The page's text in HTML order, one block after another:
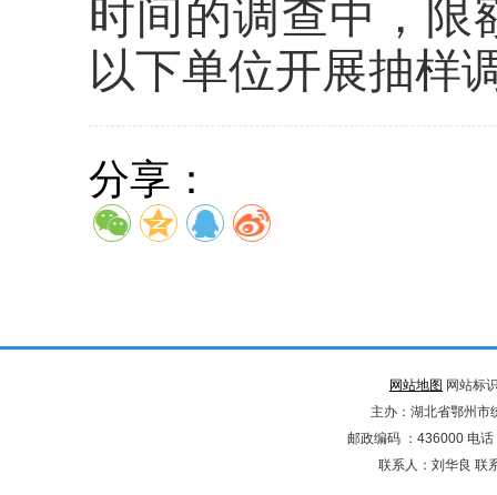
时间的调查中，限
以下单位开展抽样
分享：
网站地图 网站标
主办：湖北省鄂州
邮政编码 ：436000 电
联系人：刘华良 联